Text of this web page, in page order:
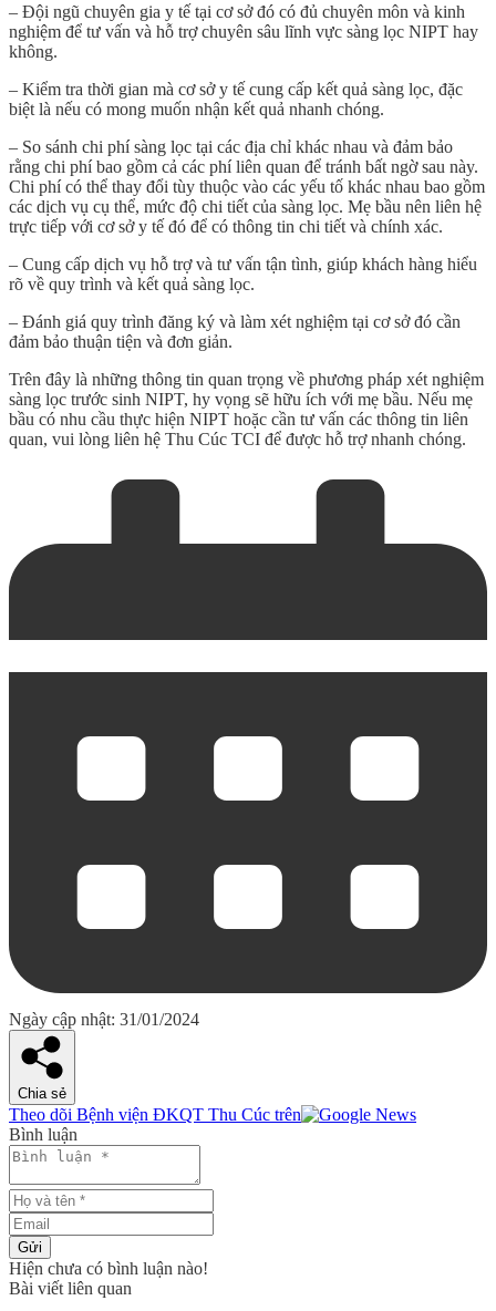
– Đội ngũ chuyên gia y tế tại cơ sở đó có đủ chuyên môn và kinh
nghiệm để tư vấn và hỗ trợ chuyên sâu lĩnh vực sàng lọc NIPT hay
không.
– Kiểm tra thời gian mà cơ sở y tế cung cấp kết quả sàng lọc, đặc
biệt là nếu có mong muốn nhận kết quả nhanh chóng.
– So sánh chi phí sàng lọc tại các địa chỉ khác nhau và đảm bảo
rằng chi phí bao gồm cả các phí liên quan để tránh bất ngờ sau này.
Chi phí có thể thay đổi tùy thuộc vào các yếu tố khác nhau bao gồm
các dịch vụ cụ thể, mức độ chi tiết của sàng lọc. Mẹ bầu nên liên hệ
trực tiếp với cơ sở y tế đó để có thông tin chi tiết và chính xác.
– Cung cấp dịch vụ hỗ trợ và tư vấn tận tình, giúp khách hàng hiểu
rõ về quy trình và kết quả sàng lọc.
– Đánh giá quy trình đăng ký và làm xét nghiệm tại cơ sở đó cần
đảm bảo thuận tiện và đơn giản.
Trên đây là những thông tin quan trọng về phương pháp xét nghiệm
sàng lọc trước sinh NIPT, hy vọng sẽ hữu ích với mẹ bầu. Nếu mẹ
bầu có nhu cầu thực hiện NIPT hoặc cần tư vấn các thông tin liên
quan, vui lòng liên hệ Thu Cúc TCI để được hỗ trợ nhanh chóng.
Ngày cập nhật: 31/01/2024
Chia sẻ
Theo dõi Bệnh viện ĐKQT Thu Cúc trên
Bình luận
Gửi
Hiện chưa có bình luận nào!
Bài viết liên quan